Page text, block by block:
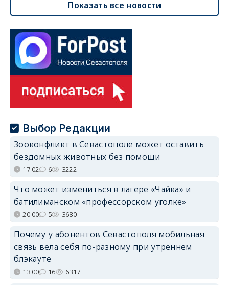
Показать все новости
Выбор Редакции
Зооконфликт в Севастополе может оставить
бездомных животных без помощи
17:02 6 3222
Что может измениться в лагере «Чайка» и
батилиманском «профессорском уголке»
20:00 5 3680
Почему у абонентов Севастополя мобильная
связь вела себя по-разному при утреннем
блэкауте
13:00 16 6317